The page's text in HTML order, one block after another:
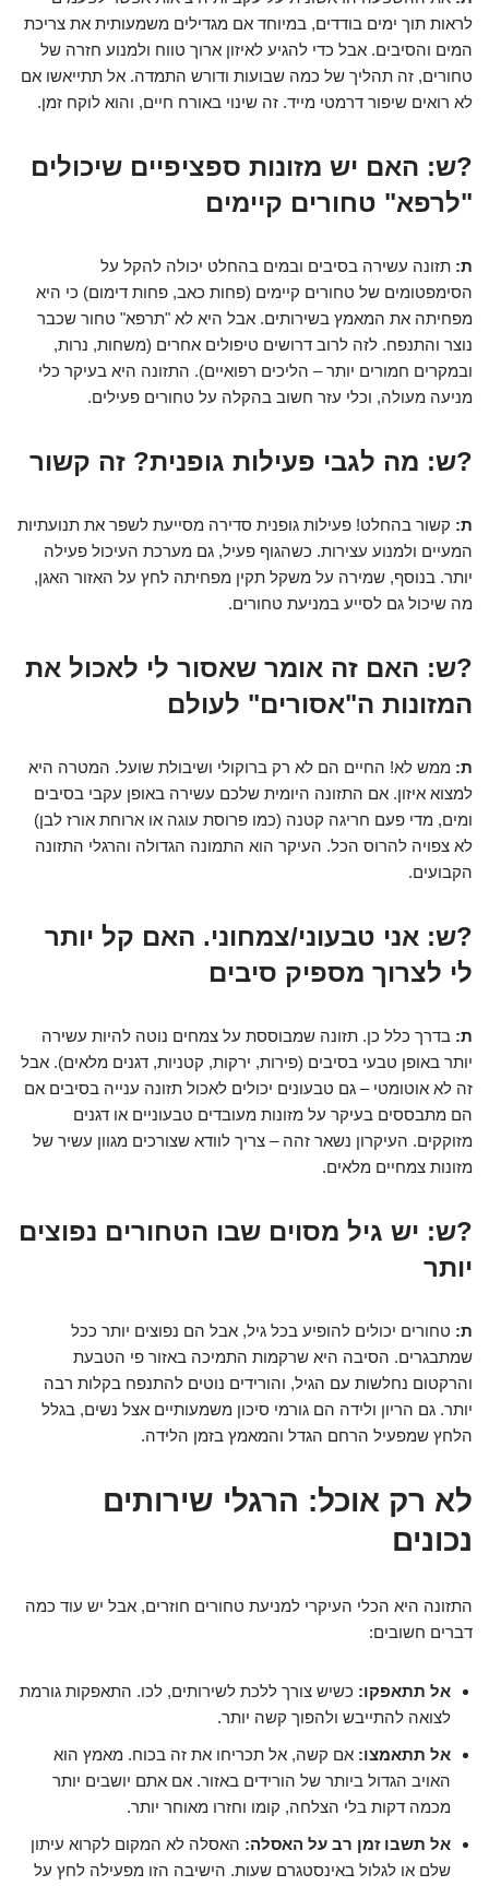
לראות תוך ימים בודדים, במיוחד אם מגדילים משמעותית את צריכת
המים והסיבים. אבל כדי להגיע לאיזון ארוך טווח ולמנוע חזרה של
טחורים, זה תהליך של כמה שבועות ודורש התמדה. אל תתייאשו אם
לא רואים שיפור דרמטי מייד. זה שינוי באורח חיים, והוא לוקח זמן.
?ש: האם יש מזונות ספציפיים שיכולים
"לרפא" טחורים קיימים
ת: תזונה עשירה בסיבים ובמים בהחלט יכולה להקל על
הסימפטומים של טחורים קיימים (פחות כאב, פחות דימום) כי היא
מפחיתה את המאמץ בשירותים. אבל היא לא "תרפא" טחור שכבר
נוצר והתנפח. לזה לרוב דרושים טיפולים אחרים (משחות, נרות,
ובמקרים חמורים יותר – הליכים רפואיים). התזונה היא בעיקר כלי
מניעה מעולה, וכלי עזר חשוב בהקלה על טחורים פעילים.
?ש: מה לגבי פעילות גופנית? זה קשור
ת: קשור בהחלט! פעילות גופנית סדירה מסייעת לשפר את תנועתיות
המעיים ולמנוע עצירות. כשהגוף פעיל, גם מערכת העיכול פעילה
יותר. בנוסף, שמירה על משקל תקין מפחיתה לחץ על האזור האגן,
מה שיכול גם לסייע במניעת טחורים.
?ש: האם זה אומר שאסור לי לאכול את
המזונות ה"אסורים" לעולם
ת: ממש לא! החיים הם לא רק ברוקולי ושיבולת שועל. המטרה היא
למצוא איזון. אם התזונה היומית שלכם עשירה באופן עקבי בסיבים
ומים, מדי פעם חריגה קטנה (כמו פרוסת עוגה או ארוחת אורז לבן)
לא צפויה להרוס הכל. העיקר הוא התמונה הגדולה והרגלי התזונה
הקבועים.
?ש: אני טבעוני/צמחוני. האם קל יותר
לי לצרוך מספיק סיבים
ת: בדרך כלל כן. תזונה שמבוססת על צמחים נוטה להיות עשירה
יותר באופן טבעי בסיבים (פירות, ירקות, קטניות, דגנים מלאים). אבל
זה לא אוטומטי – גם טבעונים יכולים לאכול תזונה ענייה בסיבים אם
הם מתבססים בעיקר על מזונות מעובדים טבעוניים או דגנים
מזוקקים. העיקרון נשאר זהה – צריך לוודא שצורכים מגוון עשיר של
מזונות צמחיים מלאים.
?ש: יש גיל מסוים שבו הטחורים נפוצים
יותר
ת: טחורים יכולים להופיע בכל גיל, אבל הם נפוצים יותר ככל
שמתבגרים. הסיבה היא שרקמות התמיכה באזור פי הטבעת
והרקטום נחלשות עם הגיל, והורידים נוטים להתנפח בקלות רבה
יותר. גם הריון ולידה הם גורמי סיכון משמעותיים אצל נשים, בגלל
הלחץ שמפעיל הרחם הגדל והמאמץ בזמן הלידה.
לא רק אוכל: הרגלי שירותים
נכונים
התזונה היא הכלי העיקרי למניעת טחורים חוזרים, אבל יש עוד כמה
דברים חשובים:
אל תתאפקו: כשיש צורך ללכת לשירותים, לכו. התאפקות גורמת
לצואה להתייבש ולהפוך קשה יותר.
אל תתאמצו: אם קשה, אל תכריחו את זה בכוח. מאמץ הוא
האויב הגדול ביותר של הורידים באזור. אם אתם יושבים יותר
מכמה דקות בלי הצלחה, קומו וחזרו מאוחר יותר.
אל תשבו זמן רב על האסלה: האסלה לא המקום לקרוא עיתון
שלם או לגלול באינסטגרם שעות. הישיבה הזו מפעילה לחץ על